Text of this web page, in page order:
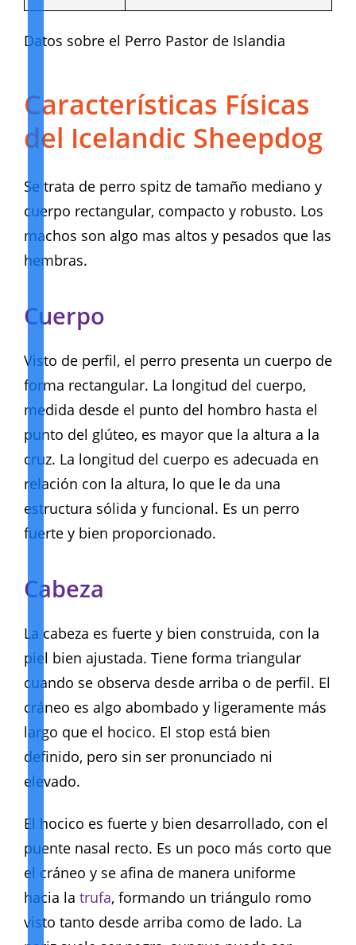
Datos sobre el Perro Pastor de Islandia
Características Físicas
del Icelandic Sheepdog
Se trata de perro spitz de tamaño mediano y
cuerpo rectangular, compacto y robusto. Los
machos son algo mas altos y pesados que las
hembras.
Cuerpo
Visto de perfil, el perro presenta un cuerpo de
forma rectangular. La longitud del cuerpo,
medida desde el punto del hombro hasta el
punto del glúteo, es mayor que la altura a la
cruz. La longitud del cuerpo es adecuada en
relación con la altura, lo que le da una
estructura sólida y funcional. Es un perro
fuerte y bien proporcionado.
Cabeza
La cabeza es fuerte y bien construida, con la
piel bien ajustada. Tiene forma triangular
cuando se observa desde arriba o de perfil. El
cráneo es algo abombado y ligeramente más
largo que el hocico. El stop está bien
definido, pero sin ser pronunciado ni
elevado.
El hocico es fuerte y bien desarrollado, con el
puente nasal recto. Es un poco más corto que
el cráneo y se afina de manera uniforme
hacia la trufa, formando un triángulo romo
visto tanto desde arriba como de lado. La